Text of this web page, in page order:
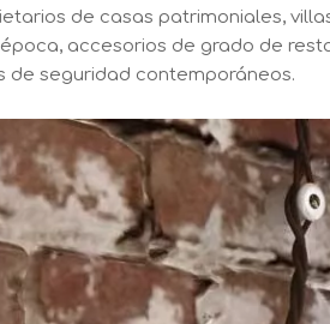
de casas patrimoniales,
accesorios de grado de
de seguridad contemporáneos.